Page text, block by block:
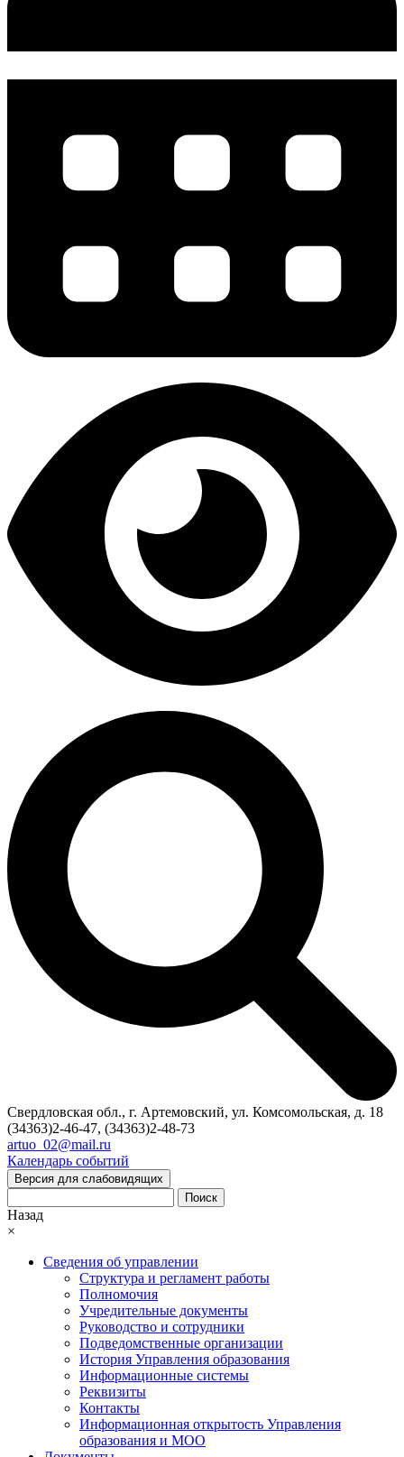
Свердловская обл., г. Артемовский, ул. Комсомольская, д. 18
(34363)2-46-47, (34363)2-48-73
artuo_02@mail.ru
Календарь событий
Версия для слабовидящих
Поиск
Назад
×
Сведения об управлении
Структура и регламент работы
Полномочия
Учредительные документы
Руководство и сотрудники
Подведомственные организации
История Управления образования
Информационные системы
Реквизиты
Контакты
Информационная открытость Управления
образования и МОО